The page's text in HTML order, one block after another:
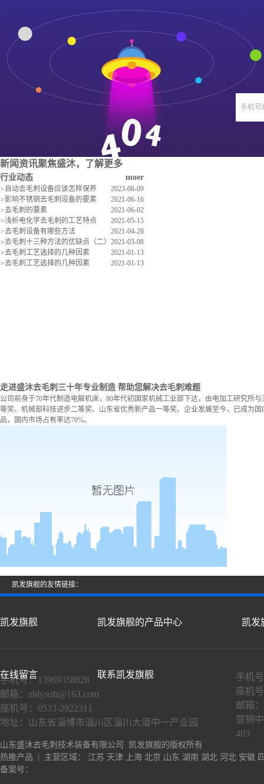
手机号
新闻资讯聚焦盛沐，了解更多
moer
行业动态
2023-08-09
> 自动去毛刺设备应该怎样保养
2021-06-16
>影响不锈钢去毛刺设备的要素
2021-06-02
>去毛刺的要素
2021-05-15
>浅析电化学去毛刺的工艺特点
2021-04-28
>去毛刺设备有哪些方法
2021-03-08
>去毛刺十三种方法的优缺点（二）
2021-01-13
>去毛刺工艺选择的几种因素
2021-01-13
>去毛刺工艺选择的几种因素
走进盛沐去毛刺 三十年专业制造 帮助您解决去毛刺难题
公司前身于70年代制造电解机床，80年代初国家机械工业部下达，由电加工研究所
等奖、机械部科技进步二等奖、山东省优秀新产品一等奖。企业发展至今，已成为
品，国内市场占有率达70%。
凯发旗舰的友情链接：
凯发旗舰 凯发旗舰的产品中心 凯发
在线留言 联系凯发旗舰
手机号：13969358828
邮箱： zblysoft@163.com
座机号：0533-2922311
地址：山东省淄博市淄川区淄川大道中一产业园
手机
座机
邮箱：
营销
403
山东盛沐去毛刺技术装备有限公司 凯发旗舰的版权所有
热推产品 | 主营区域： 江苏 天津 上海 北京 山东 湖南 湖北 河北 安徽
备案号：